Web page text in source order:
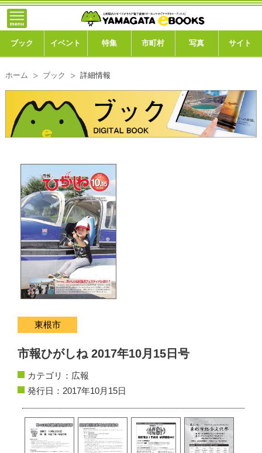
ブック イベント 特集 市町村 写真 サイト
ホーム ブック 詳細情報
東根市
市報ひがしね 2017年10月15日号
カテゴリ： 広報
発行日：2017年10月15日
トップ
ブック
市町村
このサイトについて
運営会社
ご利用ガイド
よくある質問
サイトマップ
個人情報保護方針
動作環境
リンク集
}; -->